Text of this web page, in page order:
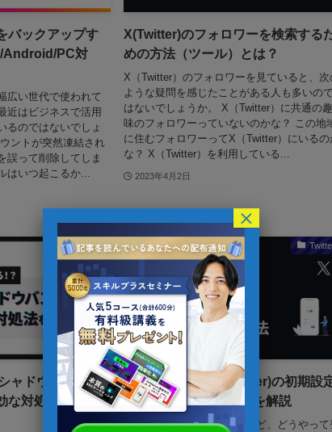
バックアップす
Android/PC対
広い世代で使われて
近はビジネスで活用
るのではないでしょ
ントが突然凍結され
誤って削除してしま
いつ起こるか...
X(Twitter)のフォロワーを検索する
めの方法（ツール）とは？
X（Twitter）のフォロワーを見ていると、次
ような疑問を感じたことがある人も多いの
はないでしょうか。 X（Twitter）に共通の趣
味のフォロワーっていないのかな？ この地
に住むフォロワーってX（Twitter）にいるの
な？ X（Twitter）を利用している...
2023年4月2日
TikTok
ャドウバンが起
な対処法を解
【初心者向け】X(Twitter)の初期設
とアカウント登録方法を解説
X（Twitter）をはじめたいけど、どうやって
×